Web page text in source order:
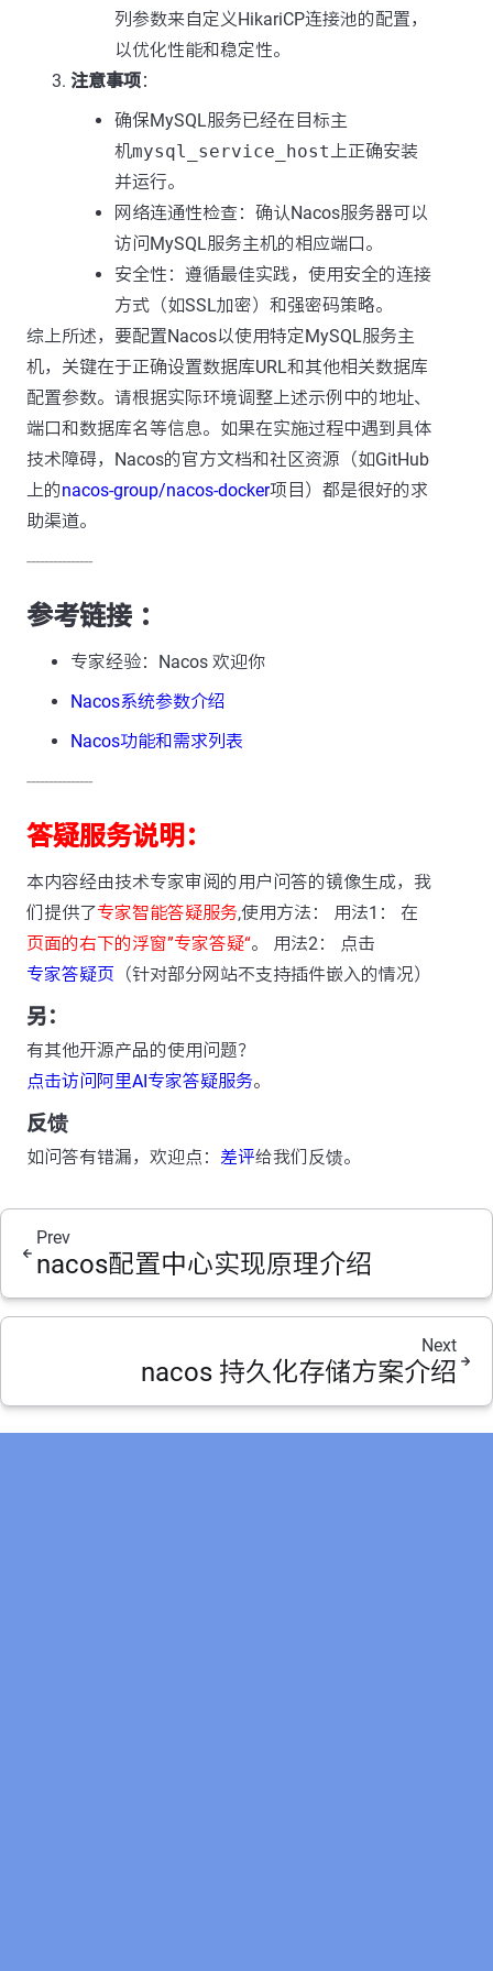
列参数来自定义HikariCP连接池的配置，
以优化性能和稳定性。
注意事项：
确保MySQL服务已经在目标主
机mysql_service_host上正确安装
并运行。
网络连通性检查：确认Nacos服务器可以
访问MySQL服务主机的相应端口。
安全性：遵循最佳实践，使用安全的连接
方式（如SSL加密）和强密码策略。
综上所述，要配置Nacos以使用特定MySQL服务主
机，关键在于正确设置数据库URL和其他相关数据库
配置参数。请根据实际环境调整上述示例中的地址、
端口和数据库名等信息。如果在实施过程中遇到具体
技术障碍，Nacos的官方文档和社区资源（如GitHub
上的nacos-group/nacos-docker项目）都是很好的求
助渠道。
---------------
参考链接 ：
专家经验：Nacos 欢迎你
Nacos系统参数介绍
Nacos功能和需求列表
---------------
答疑服务说明：
本内容经由技术专家审阅的用户问答的镜像生成，我
们提供了专家智能答疑服务,使用方法： 用法1： 在
页面的右下的浮窗”专家答疑“。 用法2： 点击
专家答疑页 （针对部分网站不支持插件嵌入的情况）
另：
有其他开源产品的使用问题？
点击访问阿里AI专家答疑服务。
反馈
如问答有错漏，欢迎点： 差评给我们反馈。
Prev
nacos配置中心实现原理介绍
Next
nacos 持久化存储方案介绍